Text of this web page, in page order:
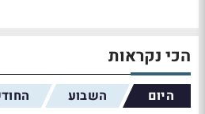
הכי נקראות
היום השבוע